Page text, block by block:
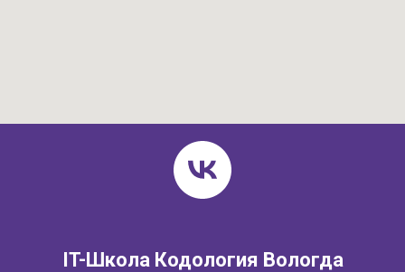
IT-Школа Кодология Вологда